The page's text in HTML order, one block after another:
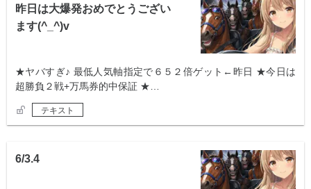
昨日は大爆発おめでとうござい
ます(^_^)v
★ヤバすぎ♪ 最低人気軸指定で６５２倍ゲット←昨日 ★今日は
超勝負２戦+万馬券的中保証 ★…
テキスト
6/3.4